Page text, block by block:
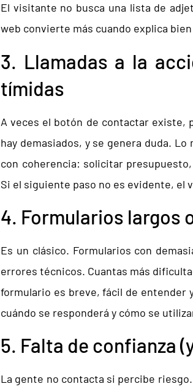
El visitante no busca una lista de
web convierte más cuando explica
3. Llamadas a la
tímidas
A veces el botón de contactar existe,
hay demasiados, y se genera duda.
con coherencia: solicitar
Si el siguiente paso no es evidente, el
4. Formularios largos
Es un clásico. Formularios con
errores técnicos. Cuantas más
formulario es breve, fácil de entender
cuándo se responderá y cómo se
5. Falta de confianza
La gente no contacta si percibe